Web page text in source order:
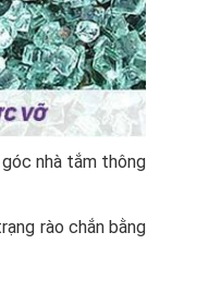
nhà tắm thông
rào chắn bằng